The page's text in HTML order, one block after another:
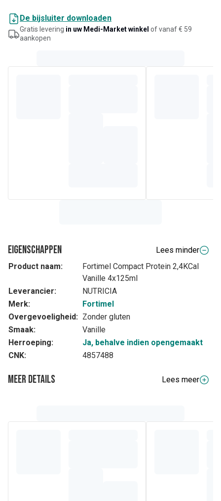
mineralen en sporenelementen ter ondersteuning van de
voedingstoestand wanneer de normale voedselinname
onvoldoende is. De zachte vanillesmaak zorgt voor een
aangename smaakbeleving, terwijl het geconcentreerde
De bijsluiter downloaden
Gratis levering in uw Medi-Market winkel of vanaf € 59
aankopen
Eigenschappen
Lees minder
Product naam:
Fortimel Compact Protein 2,4KCal
Vanille 4x125ml
Leverancier:
NUTRICIA
Merk:
Fortimel
Overgevoeligheid: Zonder gluten
Smaak:
Vanille
Herroeping:
Ja, behalve indien opengemaakt
CNK:
4857488
Meer details
Lees meer
ondervoeding, speciaal ontwikkeld voor mensen met een